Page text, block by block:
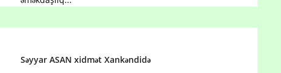
Səyyar ASAN xidmət Xankəndidə